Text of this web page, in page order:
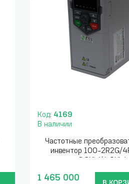
Код: 4169
В наличии
Частотные
инвентор 100-2R2G/
1 465 000